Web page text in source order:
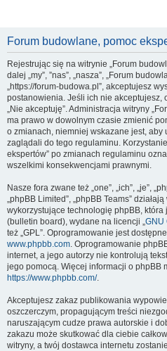
Forum budowlane, pomoc
Rejestrując się na witrynie „Forum
dalej „my”, ”nas”, „nasza”, „Forum
„https://forum-budowa.pl”, akceptujesz
postanowienia. Jeśli ich nie akceptujesz,
„Nie akceptuję”. Administracja witryny
ma prawo w dowolnym czasie zmienić
o zmianach, niemniej wskazane jest, aby
zaglądali do tego regulaminu.
ekspertów” po zmianach regulaminu
wszelkimi konsekwencjami prawnymi.
Nasze fora zwane też „one”, „ich”, „je”,
„phpBB Limited”, „phpBB Teams”
wykorzystujące technologię phpBB,
(bulletin board), wydane na licencji „GNU
też „GPL”. Oprogramowanie jest
www.phpbb.com. Oprogramowanie
internet, a jego autorzy nie kontrolują
jego pomocą. Więcej informacji o phpBB
https://www.phpbb.com/.
Akceptujesz zakaz publikowania
oszczerczym, propagującym treści
naruszającym cudze prawa autorskie i
zakazu może skutkować dla ciebie
witryny, a twój dostawca internetu